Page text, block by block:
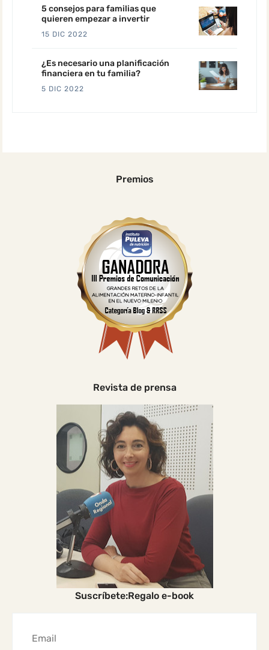
5 consejos para familias que
quieren empezar a invertir
15 DIC 2022
¿Es necesario una planificación
financiera en tu familia?
5 DIC 2022
Premios
Revista de prensa
Suscríbete:Regalo e-book